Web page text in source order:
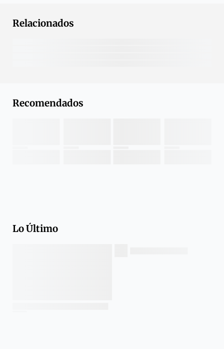
Relacionados
Recomendados
Lo Último